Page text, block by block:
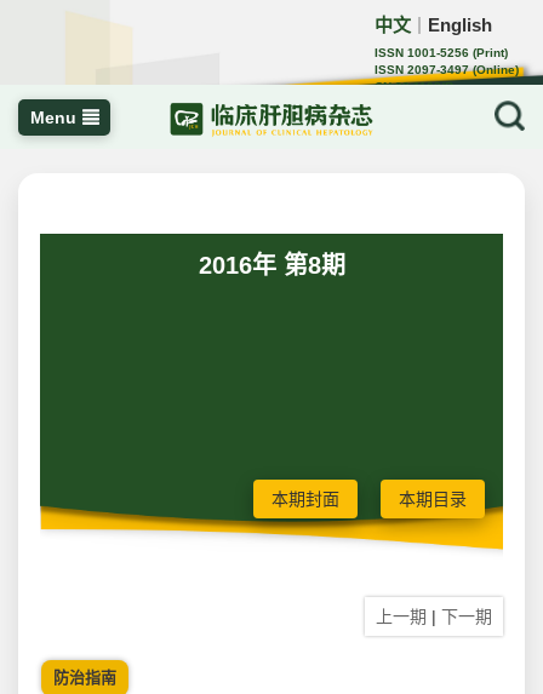
中文 English
ISSN 1001-5256 (Print)
ISSN 2097-3497 (Online)
CN 22-1108/R
Menu
2016年 第8期
本期封面 本期目录
上一期 | 下一期
防治指南